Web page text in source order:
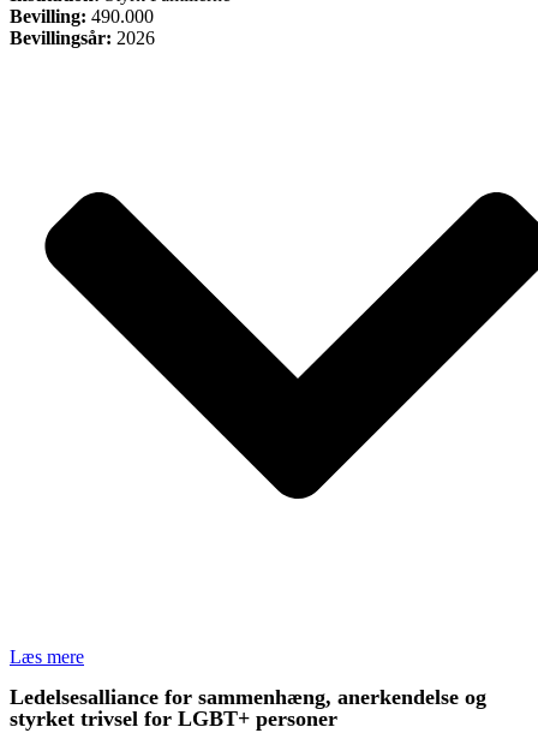
Bevilling: 490.000
Bevillingsår: 2026
Læs mere
Ledelsesalliance for sammenhæng, anerkendelse og
styrket trivsel for LGBT+ personer